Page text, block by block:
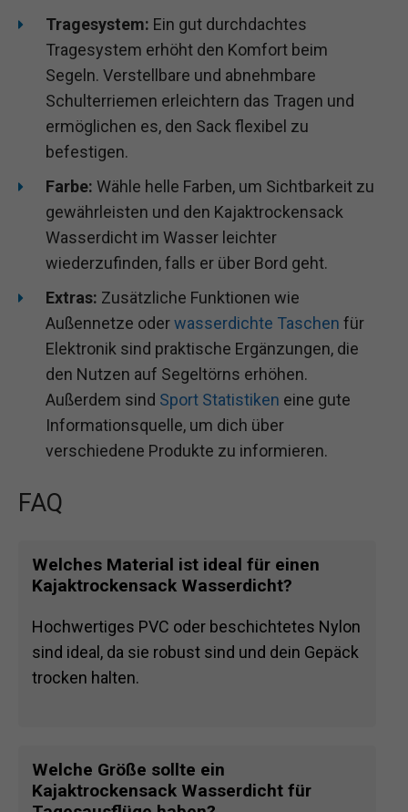
Tragesystem: Ein gut durchdachtes
Tragesystem erhöht den Komfort beim
Segeln. Verstellbare und abnehmbare
Schulterriemen erleichtern das Tragen und
ermöglichen es, den Sack flexibel zu
befestigen.
Farbe: Wähle helle Farben, um Sichtbarkeit zu
gewährleisten und den Kajaktrockensack
Wasserdicht im Wasser leichter
wiederzufinden, falls er über Bord geht.
Extras: Zusätzliche Funktionen wie
Außennetze oderwasserdichte Taschen für
Elektronik sind praktische Ergänzungen, die
den Nutzen auf Segeltörns erhöhen.
Außerdem sind Sport Statistiken eine gute
Informationsquelle, um dich über
verschiedene Produkte zu informieren.
FAQ
Welches Material ist ideal für einen
Kajaktrockensack Wasserdicht?
Hochwertiges PVC oder beschichtetes Nylon
sind ideal, da sie robust sind und dein Gepäck
trocken halten.
Welche Größe sollte ein
Kajaktrockensack Wasserdicht für